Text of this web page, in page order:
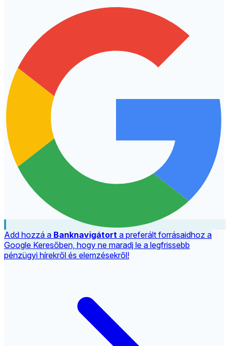
Add hozzá a Banknavigátort a preferált forrásaidhoz a
Google Keresőben, hogy ne maradj le a legfrissebb
pénzügyi hírekről és elemzésekről!